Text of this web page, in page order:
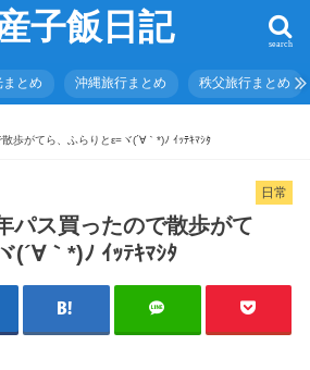
子飯日記 search
まとめ 沖縄旅行まとめ 秩父旅行まとめ
歩がてら、ふらりとε=ヾ(´∀｀*)ﾉ ｲｯﾃｷﾏｼﾀ
日常
パス買ったので散歩がて
(´∀｀*)ﾉ ｲｯﾃｷﾏｼﾀ